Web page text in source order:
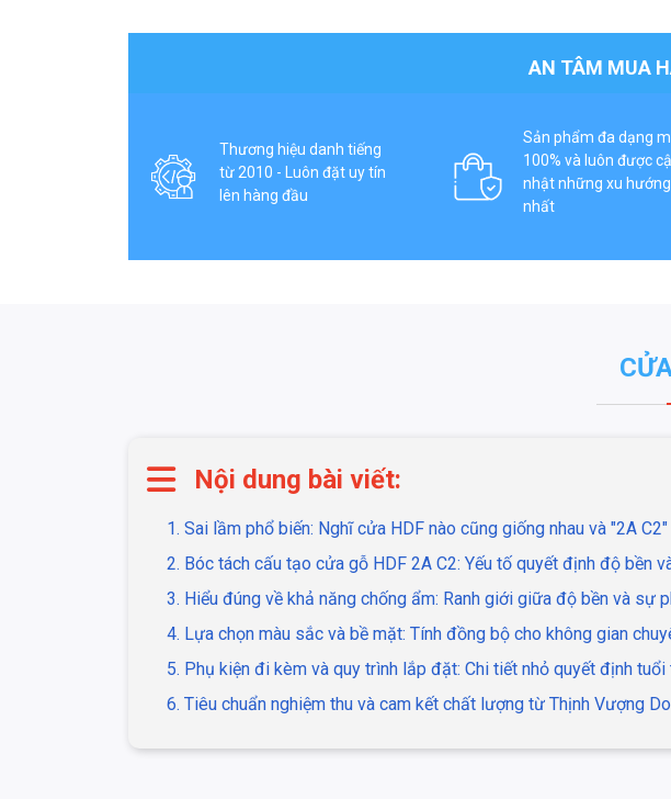
AN TÂM MUA
Thương hiệu danh tiếng
từ 2010 - Luôn đặt uy tín
lên hàng đầu
Sản phẩm đa dạng
100% và luôn được
nhật những xu
nhất
Nội dung bài viết:
1. Sai lầm phổ biến: Nghĩ cửa HDF nào cũng giống nhau và "2A
2. Bóc tách cấu tạo cửa gỗ HDF 2A C2: Yếu tố quyết định độ bền
3. Hiểu đúng về khả năng chống ẩm: Ranh giới giữa độ bền và sự
4. Lựa chọn màu sắc và bề mặt: Tính đồng bộ cho không gian
5. Phụ kiện đi kèm và quy trình lắp đặt: Chi tiết nhỏ quyết định
6. Tiêu chuẩn nghiệm thu và cam kết chất lượng từ Thịnh Vượng